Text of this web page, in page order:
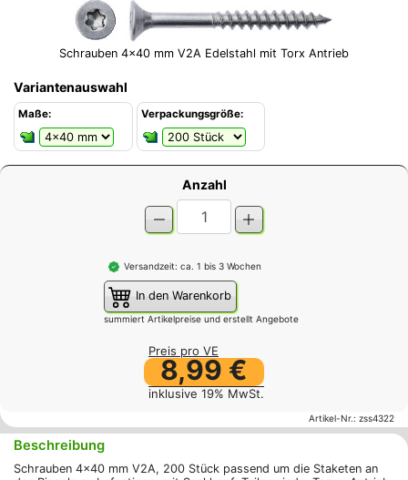
Schrauben 4x40 mm V2A Edelstahl mit Torx Antrieb
Variantenauswahl
Maße: Verpackungsgröße:
Anzahl
Versandzeit: ca. 1 bis 3 Wochen
In den Warenkorb
summiert Artikelpreise und erstellt Angebote
Preis pro VE
8,99 €
inklusive 19% MwSt.
Artikel-Nr.: zss4322
Beschreibung
Schrauben 4x40 mm V2A, 200 Stück passend um die Staketen an